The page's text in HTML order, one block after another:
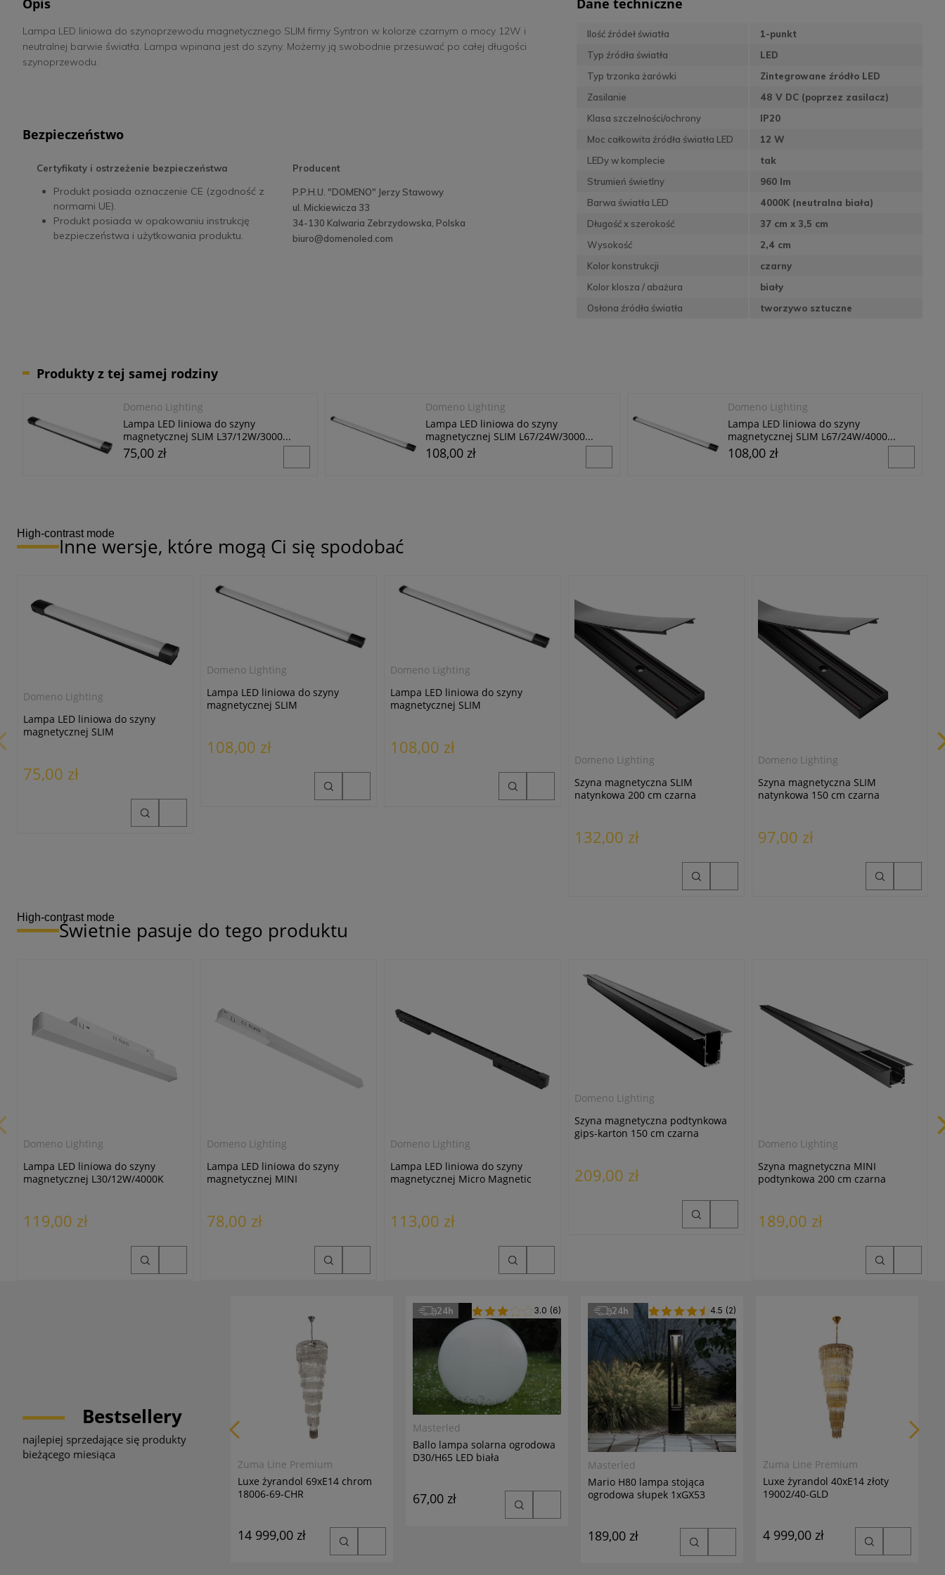
Lampa LED liniowa do szynoprzewodu magnetycznego SLIM firmy Syntron w kolorze czarnym o mocy 12W i
neutralnej barwie światła. Lampa wpinana jest do szyny. Możemy ją swobodnie przesuwać po całej długości
szynoprzewodu.
Bezpieczeństwo
Producent
P.P.H.U. "DOMENO" Jerzy Stawowy
ul. Mickiewicza 33
34-130 Kalwaria Zebrzydowska, Polska
biuro@domenoled.com
Certyfikaty i ostrzeżenie bezpieczeństwa
Produkt posiada oznaczenie CE (zgodność z
normami UE).
Produkt posiada w opakowaniu instrukcję
bezpieczeństwa i użytkowania produktu.
Ilość źródeł światła
1-punkt
Typ źródła światła
LED
Typ trzonka żarówki
Zintegrowane źródło LED
Zasilanie
48 V DC (poprzez zasilacz)
Klasa szczelności/ochrony
IP20
Moc całkowita źródła światła LED
12 W
LEDy w komplecie
tak
Strumień świetlny
960 lm
Barwa światła LED
4000K (neutralna biała)
Długość x szerokość
37 cm x 3,5 cm
Wysokość
2,4 cm
Kolor konstrukcji
czarny
Kolor klosza / abażura
biały
Osłona źródła światła
tworzywo sztuczne
Produkty z tej samej rodziny
Domeno Lighting
Lampa LED liniowa do szyny
magnetycznej SLIM L37/12W/3000...
75,00 zł
Domeno Lighting
Lampa LED liniowa do szyny
magnetycznej SLIM L67/24W/3000...
108,00 zł
Domeno Lighting
Lampa LED liniowa do szyny
magnetycznej SLIM L67/24W/4000...
108,00 zł
High-contrast mode
Inne wersje, które mogą Ci się spodobać
Domeno Lighting
Lampa LED liniowa do szyny
magnetycznej SLIM
75,00 zł
Domeno Lighting
Lampa LED liniowa do szyny
magnetycznej SLIM
108,00 zł
Domeno Lighting
Lampa LED liniowa do szyny
magnetycznej SLIM
108,00 zł
Domeno Lighting
Szyna magnetyczna SLIM
natynkowa 200 cm czarna
132,00 zł
Domeno Lighting
Szyna magnetyczna SLIM
natynkowa 150 cm czarna
97,00 zł
High-contrast mode
Świetnie pasuje do tego produktu
Domeno Lighting
Lampa LED liniowa do szyny
magnetycznej L30/12W/4000K
119,00 zł
Domeno Lighting
Lampa LED liniowa do szyny
magnetycznej MINI
78,00 zł
Domeno Lighting
Lampa LED liniowa do szyny
magnetycznej Micro Magnetic
113,00 zł
Domeno Lighting
Szyna magnetyczna podtynkowa
gips-karton 150 cm czarna
209,00 zł
Domeno Lighting
Szyna magnetyczna MINI
podtynkowa 200 cm czarna
189,00 zł
Bestsellery
najlepiej sprzedające się produkty
bieżącego miesiąca
Zuma Line Premium
Luxe żyrandol 69xE14 chrom
18006-69-CHR
14 999,00 zł
24h
Masterled
Ballo lampa solarna ogrodowa
D30/H65 LED biała
3.0 (6)
67,00 zł
24h
Masterled
Mario H80 lampa stojąca
ogrodowa słupek 1xGX53
4.5 (2)
189,00 zł
Zuma Line Premium
Luxe żyrandol 40xE14 złoty
19002/40-GLD
4 999,00 zł